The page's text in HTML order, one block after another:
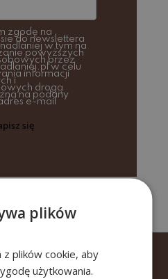
zgodę na
do newslettera
w tym na
powyższych
przez
w celu
informacji
i
drogą
na podany
e-mail
się
plików
plików cookie, aby
użytkowania.